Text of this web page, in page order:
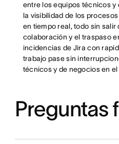
entre los equipos técnicos
la visibilidad de los
en tiempo real, todo sin salir
colaboración y el traspaso
incidencias de Jira con
trabajo pase sin
técnicos y de negocios en
Preguntas